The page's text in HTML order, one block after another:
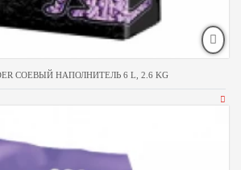
СОЕВЫЙ НАПОЛНИТЕЛЬ 6 L, 2.6 KG